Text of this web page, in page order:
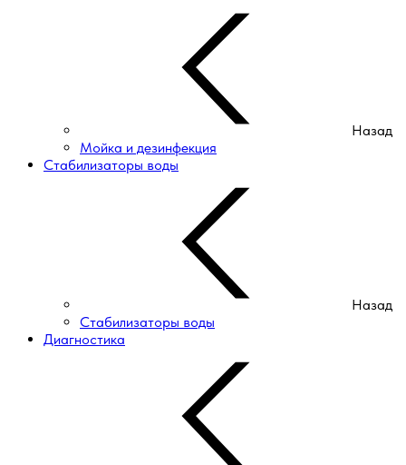
Назад
Мойка и дезинфекция
Стабилизаторы воды
Назад
Стабилизаторы воды
Диагностика